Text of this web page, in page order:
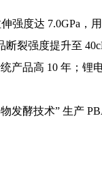
强度达 7.0GPa
裂强度提升至
产品高 10 年；锂
发酵技术” 生产